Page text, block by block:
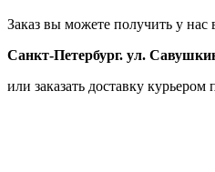
Заказ вы можете получить у нас
Санкт-Петербург. ул.
или заказать доставку курьером